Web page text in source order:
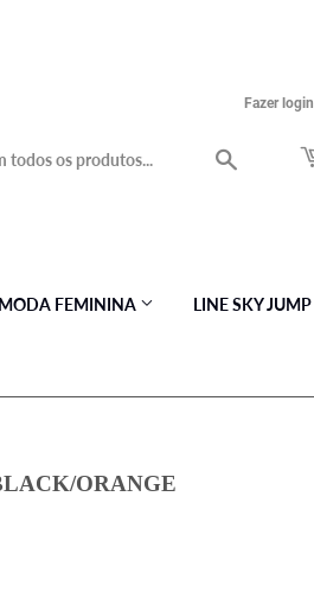
Fazer login
Procurar
MODA FEMININA LINE SKY JUMP
ORANGE